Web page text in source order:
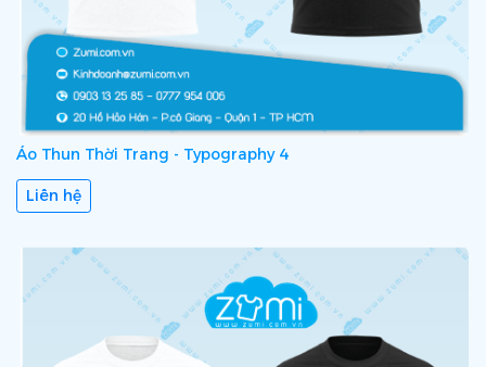
Áo Thun Thời Trang - Typography 4
Liên hệ